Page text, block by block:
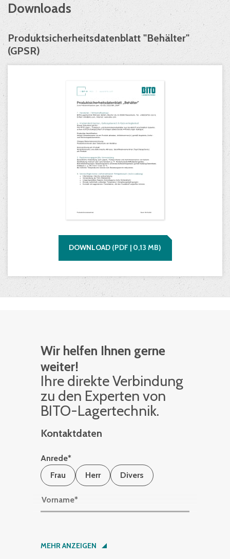
Downloads
Produktsicherheitsdatenblatt "Behälter"
(GPSR)
DOWNLOAD (PDF | 0,13 MB)
Wir helfen Ihnen gerne
weiter!
Ihre di­rek­te Ver­bin­dung
zu den Ex­per­ten von
BITO-La­ger­tech­nik.
Kontaktdaten
Anrede*
Frau
Herr Divers
Vorname*
Nachname*
MEHR ANZEIGEN